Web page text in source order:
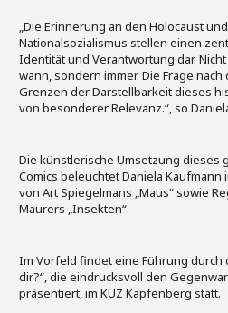
„Die Erinnerung an den Holocaust
Nationalsozialismus stellen einen
Identität und Verantwortung dar.
wann, sondern immer. Die Frage
Grenzen der Darstellbarkeit dieses
von besonderer Relevanz.“, so
Die künstlerische Umsetzung dieses
Comics beleuchtet Daniela Kaufmann
von Art Spiegelmans „Maus“ sowie
Maurers „Insekten“.
Im Vorfeld findet eine Führung durch
dir?“, die eindrucksvoll den
präsentiert, im KUZ Kapfenberg statt.